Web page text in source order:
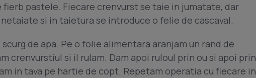
fierb pastele. Fiecare crenvurst se taie in jumatate, dar
si in taietura se introduce o felie de cascaval.
de apa. Pe o folie alimentara aranjam un rand de
crenvurstiul si il rulam. Dam apoi ruloul prin ou si apoi prin
in tava pe hartie de copt. Repetam operatia cu fiecare in